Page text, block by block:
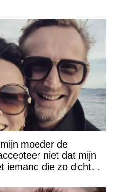
moeder de
niet dat mijn
iemand die zo dichtbij